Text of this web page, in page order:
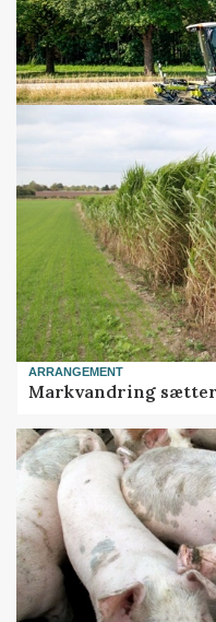
ARRANGEMENT
Markvandring